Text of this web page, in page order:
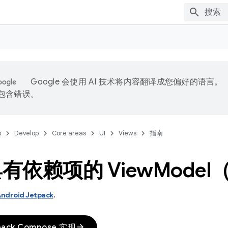
Google 会使用 AI 技术将内容翻译成您偏好的语言。
含错误。
Develop Core areas UI Views 指南
依赖项的 ViewModel
Jetpack.